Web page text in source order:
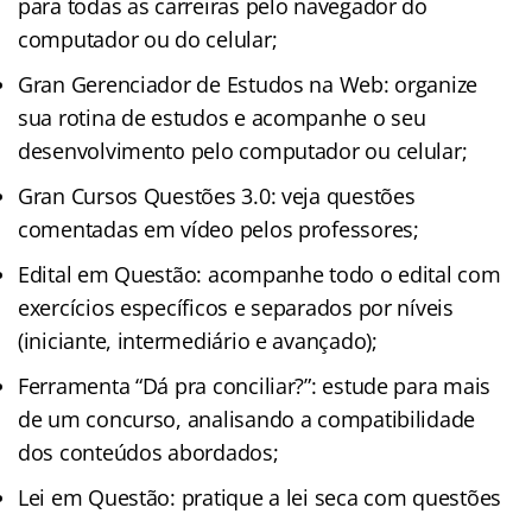
para todas as carreiras pelo navegador do
computador ou do celular;
Gran Gerenciador de Estudos na Web: organize
sua rotina de estudos e acompanhe o seu
desenvolvimento pelo computador ou celular;
Gran Cursos Questões 3.0: veja questões
comentadas em vídeo pelos professores;
Edital em Questão: acompanhe todo o edital com
exercícios específicos e separados por níveis
(iniciante, intermediário e avançado);
Ferramenta “Dá pra conciliar?”: estude para mais
de um concurso, analisando a compatibilidade
dos conteúdos abordados;
Lei em Questão: pratique a lei seca com questões